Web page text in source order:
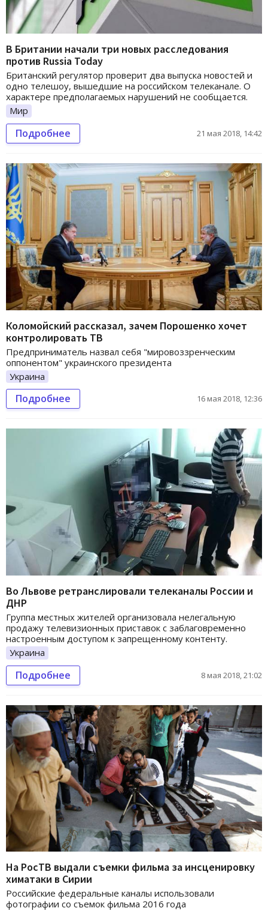
В Британии начали три новых расследования
против Russia Today
Британский регулятор проверит два выпуска новостей и
одно телешоу, вышедшие на российском телеканале. О
характере предполагаемых нарушений не сообщается.
Мир
Подробнее 21 мая 2018, 14:42
Коломойский рассказал, зачем Порошенко хочет
контролировать ТВ
Предприниматель назвал себя "мировоззренческим
оппонентом" украинского президента
Украина
Подробнее 16 мая 2018, 12:36
Во Львове ретранслировали телеканалы России и
ДНР
Группа местных жителей организовала нелегальную
продажу телевизионных приставок с заблаговременно
настроенным доступом к запрещенному контенту.
Украина
Подробнее 8 мая 2018, 21:02
На РосТВ выдали съемки фильма за инсценировку
химатаки в Сирии
Российские федеральные каналы использовали
фотографии со съемок фильма 2016 года